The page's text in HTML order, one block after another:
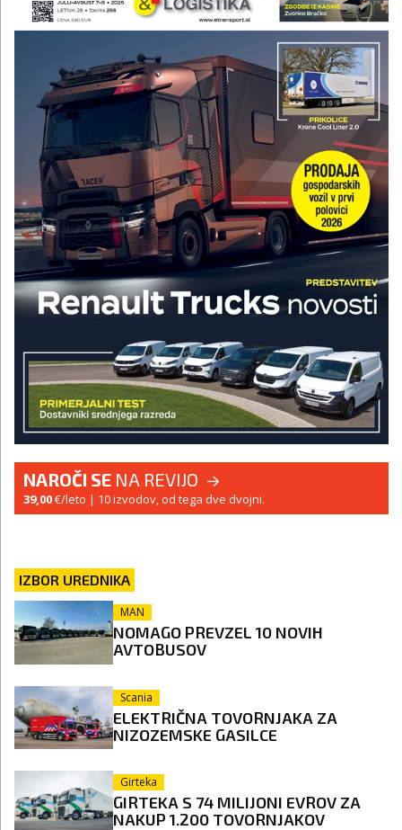
NAROČI SE NA REVIJO
39,00€/leto | 10 izvodov, od tega dve dvojni.
IZBOR UREDNIKA
MAN
NOMAGO PREVZEL 10 NOVIH
AVTOBUSOV
Scania
ELEKTRIČNA TOVORNJAKA ZA
NIZOZEMSKE GASILCE
Girteka
GIRTEKA S 74 MILIJONI EVROV ZA
NAKUP 1.200 TOVORNJAKOV